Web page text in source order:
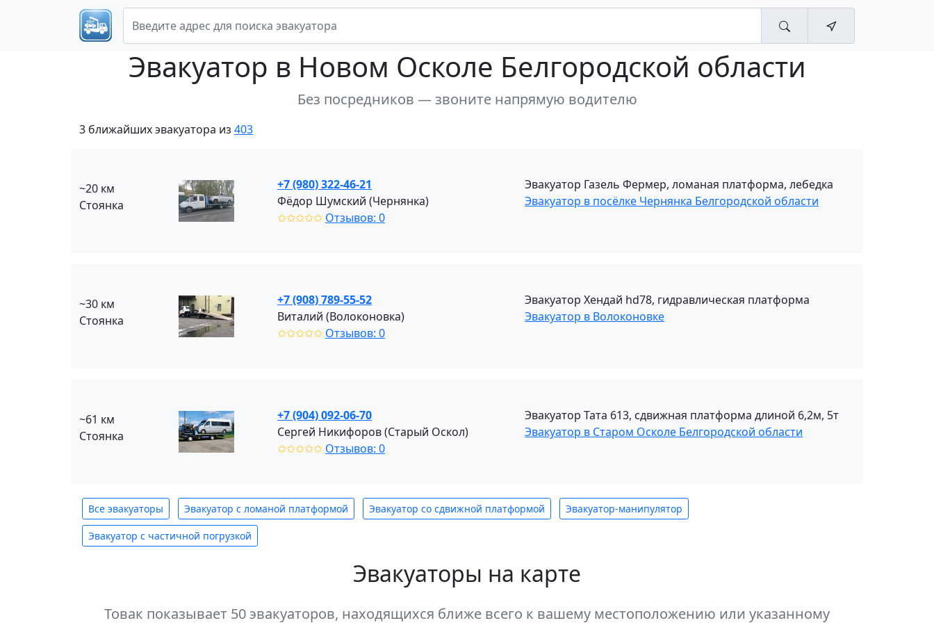
Эвакуатор в Новом Осколе Белгородской области
Без посредников — звоните напрямую водителю
3 ближайших эвакуатора из 403
~20 км
Стоянка
+7 (980) 322-46-21
Фёдор Шумский (Чернянка)
✩✩✩✩✩ Отзывов: 0
Эвакуатор Газель Фермер, ломаная платформа, лебедка
Эвакуатор в посёлке Чернянка Белгородской области
~30 км
Стоянка
+7 (908) 789-55-52
Виталий (Волоконовка)
✩✩✩✩✩ Отзывов: 0
Эвакуатор Хендай hd78, гидравлическая платформа
Эвакуатор в Волоконовке
~61 км
Стоянка
+7 (904) 092-06-70
Сергей Никифоров (Старый Оскол)
✩✩✩✩✩ Отзывов: 0
Эвакуатор Тата 613, сдвижная платформа длиной 6,2м, 5т
Эвакуатор в Старом Осколе Белгородской области
Все эвакуаторы Эвакуатор с ломаной платформой Эвакуатор со сдвижной платформой Эвакуатор-манипулятор
Эвакуатор с частичной погрузкой
Эвакуаторы на карте
Товак показывает 50 эвакуаторов, находящихся ближе всего к вашему местоположению или указанному